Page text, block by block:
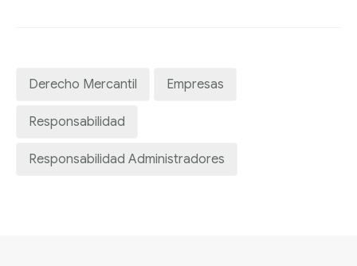
Derecho Mercantil Empresas
Responsabilidad
Responsabilidad Administradores